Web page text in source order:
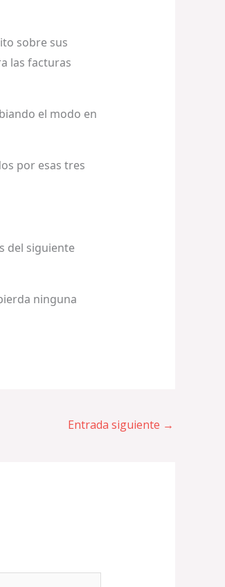
sobre sus
las facturas
el modo en
por esas tres
del siguiente
ninguna
Entrada siguiente →